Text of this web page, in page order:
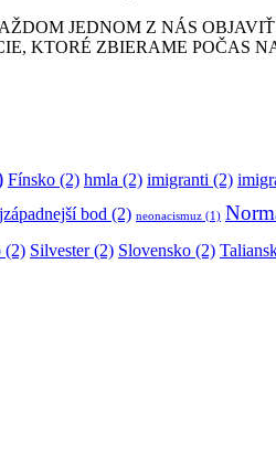
JEDNOM Z NÁS
KTORÉ ZBIERAME POČAS
Fínsko (2) hmla (2) imigranti (2)
bod (2) neonacismuz (1)
(2) Silvester(2) Slovensko (2)